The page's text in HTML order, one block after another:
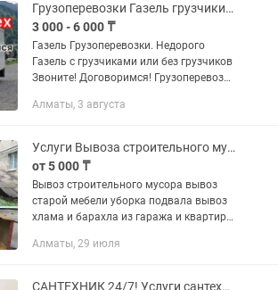
Грузоперевозки Газель грузчики, Вывоз мусора Алматы
3 000 - 6 000 ₸
Газель Грузоперевозки. Недорого
Газель с грузчиками или без грузчиков
Звоните! Договоримся! Грузоперевозки
Цена договорная! Скидка есть.
Алматы, 3 августа
Услуги Вывоза строительного мусора Вывоз старой мебели хлама Уборка подвала
от 5 000 ₸
Вывоз строительного мусора вывоз
старой мебели уборка подвала вывоз
хлама и барахла из гаража и квартир
мебели вывоз мусора после демонтаж
Алматы, 29 июля
САНТЕХНИК 24/7! Услуги сантехника и электрика круглосуточно, качественно!